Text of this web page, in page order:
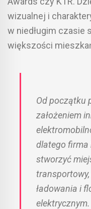
wizualnej i
w niedługim czasie
większości
Od początku
założeniem
dlatego firma
stworzyć
ładowania i